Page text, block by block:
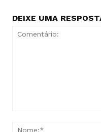
DEIXE UMA